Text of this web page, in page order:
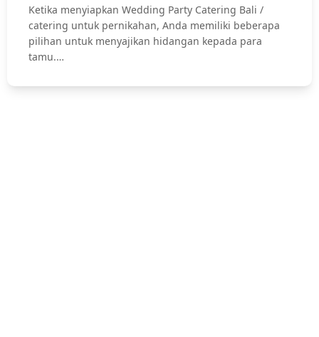
Ketika menyiapkan Wedding Party Catering Bali /
catering untuk pernikahan, Anda memiliki beberapa
pilihan untuk menyajikan hidangan kepada para
tamu.…